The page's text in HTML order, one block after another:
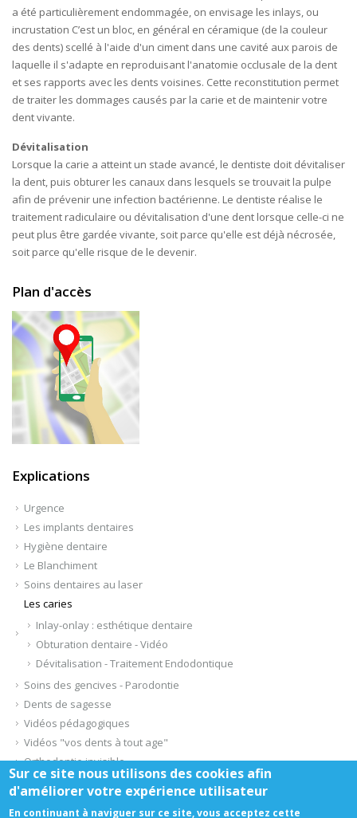
a été particulièrement endommagée, on envisage les inlays, ou
incrustation C’est un bloc, en général en céramique (de la couleur
des dents) scellé à l'aide d'un ciment dans une cavité aux parois de
laquelle il s'adapte en reproduisant l'anatomie occlusale de la dent
et ses rapports avec les dents voisines. Cette reconstitution permet
de traiter les dommages causés par la carie et de maintenir votre
dent vivante.
Dévitalisation
Lorsque la carie a atteint un stade avancé, le dentiste doit dévitaliser
la dent, puis obturer les canaux dans lesquels se trouvait la pulpe
afin de prévenir une infection bactérienne. Le dentiste réalise le
traitement radiculaire ou dévitalisation d'une dent lorsque celle-ci ne
peut plus être gardée vivante, soit parce qu'elle est déjà nécrosée,
soit parce qu'elle risque de le devenir.
Plan d'accès
Explications
Urgence
Les implants dentaires
Hygiène dentaire
Le Blanchiment
Soins dentaires au laser
Les caries
Inlay-onlay : esthétique dentaire
Obturation dentaire - Vidéo
Dévitalisation - Traitement Endodontique
Soins des gencives - Parodontie
Dents de sagesse
Vidéos pédagogiques
Vidéos "vos dents à tout age"
Orthodontie invisible
Honoraires-Mentions légales -Infos Conseil de l'Ordre- site web du
Sur ce site nous utilisons des cookies afin
d'améliorer votre expérience utilisateur
En continuant à naviguer sur ce site, vous acceptez cette